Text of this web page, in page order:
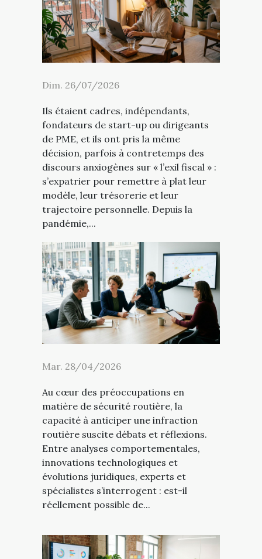
Dim. 26/07/2026
Ils étaient cadres, indépendants,
fondateurs de start-up ou dirigeants
de PME, et ils ont pris la même
décision, parfois à contretemps des
discours anxiogènes sur « l’exil fiscal » :
s’expatrier pour remettre à plat leur
modèle, leur trésorerie et leur
trajectoire personnelle. Depuis la
pandémie,...
Mar. 28/04/2026
Au cœur des préoccupations en
matière de sécurité routière, la
capacité à anticiper une infraction
routière suscite débats et réflexions.
Entre analyses comportementales,
innovations technologiques et
évolutions juridiques, experts et
spécialistes s’interrogent : est-il
réellement possible de...